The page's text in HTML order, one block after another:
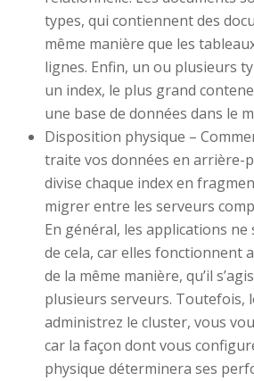
types, qui contiennent des
même manière que les
lignes. Enfin, un ou plusieurs
un index, le plus grand
une base de données dans le
Disposition physique –
traite vos données en arrière-
divise chaque index en
migrer entre les serveurs
En général, les applications ne
de cela, car elles fonctionnent
de la même manière, qu’il
plusieurs serveurs. Toutefois,
administrez le cluster, vous
car la façon dont vous
physique déterminera ses